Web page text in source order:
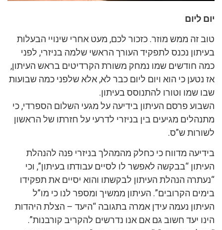
יום ליום
טוב זה ממש מוזר. כזכור לכם, מעט אחרי שינויי הבעלות
בעיתון נכנס לתפקיד העורך הראשי שלמה בניזרי, לפני
כמה חודשים שמו נמחק משורת הקרדיטים בראש העיתון,
אז נטען כי הוא ויום ליום כבר לא, אלא שלפני כמה שבועות
שבו שמו וטורו להתנוסס בעיתון.
השבוע פרסם העיתון בידיעה על מגעי השלום הספרדי, כי
מתנהלים מגיעים בין בניזרי לדרעי על חזרתו של הראשון
לשורות ש”ס.
בידיעה מדווח כי כחלק מהמהלך בניזרי פנה להנהלת
העיתון “בבקשה לאפשר לו לסיים עבודתו בעיתון”, וכי
“נעתרה הנהלת העיתון לבקשתו והוא יסיים את תפקידו
בימים הקרובים”. העיתון ממשיך ומספר לנו כי מו”ל
העיתון נעמה עידן אמרה בתגובה “היעד – הצלת היהדות
הינו יעד חשוב גם אם אנו נדרשים להקריב קורבנות”.